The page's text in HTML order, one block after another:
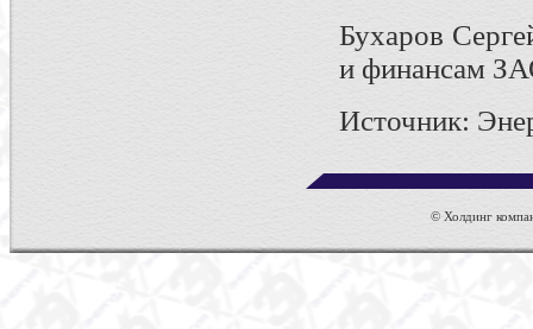
Бухаров
и финансам
Источник:
© Холдинг